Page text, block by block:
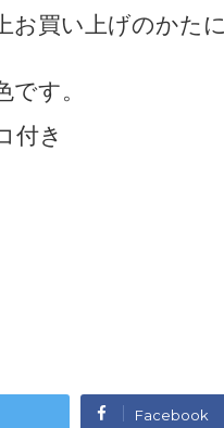
お買い上げのかたに
す。
付き
Facebook